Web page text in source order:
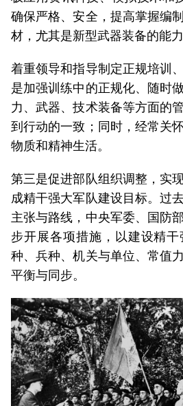
确保严格、安全，提高掌握编
材，尤其是新型武器装备的能力
着重领导和指导制定正规培训
是加强训练中的正规化、随时
力、武器、技术装备等方面的
到行动的一致；同时，经常关
物质和精神生活。
第三是促进部队组织调整，实
成精干强大军队建设目标。过
主张与路线，中央军委、国防
步开展各项措施，以建设精
种、兵种、机关与单位、常值
平衡与同步。